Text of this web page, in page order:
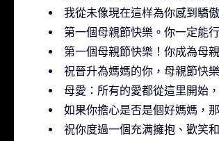
我從未像現在這样為你感到驕
第一個母親節快樂。你一定能
第一個母親節快樂！你成為母
祝晉升為媽媽的你，母親節快
母愛：所有的愛都從這里開始
如果你擔心是否是個好媽媽，
祝你度過一個充满擁抱、歡笑